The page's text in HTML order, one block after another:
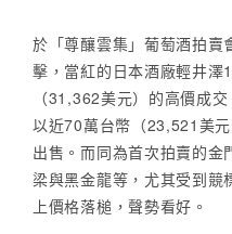
於「尊釀雲集」葡萄酒拍賣
擊，當紅的日本酒廠輕井
（31,362美元）的高價成
以近70萬台幣（23,521美
出售。而同為首次拍賣的金
梁與黑金龍等，尤其受到競
上價格落槌，聲勢看好。